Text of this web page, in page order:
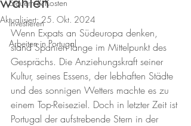
Steuern & Kosten
Investieren
Arbeiten in Portugal
Aktualisiert: 25. Okt. 2024
Wenn Expats an Südeuropa denken,
stand Spanien lange im Mittelpunkt des
Gesprächs. Die Anziehungskraft seiner
Kultur, seines Essens, der lebhaften Städte
und des sonnigen Wetters machte es zu
einem Top-Reiseziel. Doch in letzter Zeit ist
Portugal der aufstrebende Stern in der